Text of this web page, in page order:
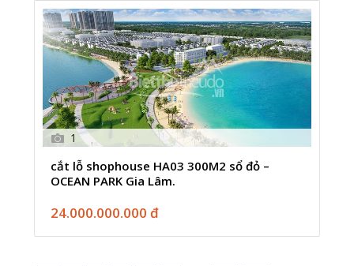
1
cắt lỗ shophouse HA03 300M2 sổ đỏ –
OCEAN PARK Gia Lâm.
24.000.000.000 đ